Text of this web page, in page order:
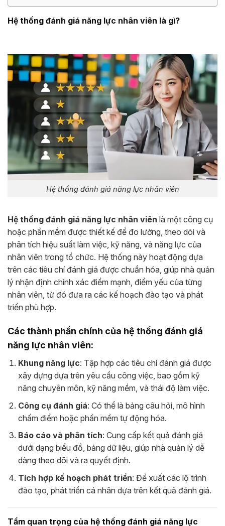
Hệ thống đánh giá năng lực nhân viên là gì?
Hệ thống đánh giá năng lực nhân viên
Hệ thống đánh giá năng lực nhân viên là một công cụ
hoặc phần mềm được thiết kế để đo lường, theo dõi và
phân tích hiệu suất làm việc, kỹ năng, và năng lực của
nhân viên trong tổ chức. Hệ thống này hoạt động dựa
trên các tiêu chí đánh giá được chuẩn hóa, giúp nhà quản
lý nhận định chính xác điểm mạnh, điểm yếu của từng
nhân viên, từ đó đưa ra các kế hoạch đào tạo và phát
triển phù hợp.
Các thành phần chính của hệ thống đánh giá
năng lực nhân viên:
Khung năng lực: Tập hợp các tiêu chí đánh giá được
xây dựng dựa trên yêu cầu công việc, bao gồm kỹ
năng chuyên môn, kỹ năng mềm, và thái độ làm việc.
Công cụ đánh giá: Có thể là bảng câu hỏi, mô hình
chấm điểm hoặc phần mềm tự động hóa.
Báo cáo và phân tích: Cung cấp kết quả đánh giá
dưới dạng biểu đồ, bảng dữ liệu, giúp nhà quản lý dễ
dàng theo dõi và ra quyết định.
Tích hợp kế hoạch phát triển: Đề xuất các lộ trình
đào tạo, phát triển cá nhân dựa trên kết quả đánh giá.
Tầm quan trọng của hệ thống đánh giá năng lực